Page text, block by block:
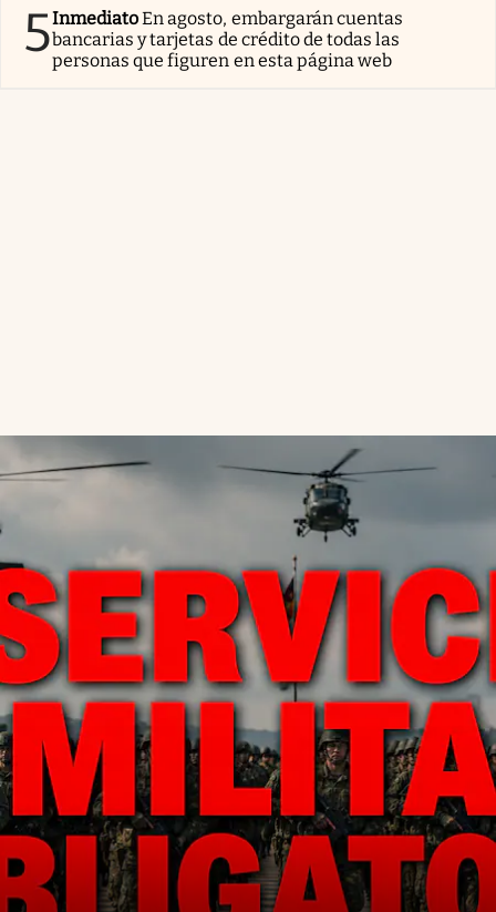
5InmediatoEn agosto, embargarán cuentas
bancarias y tarjetas de crédito de todas las
personas que figuren en esta página web